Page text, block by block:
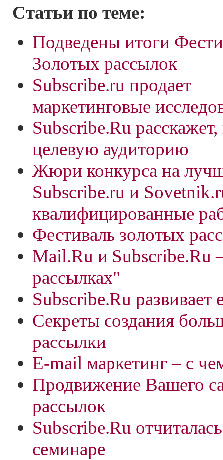
Статьи по теме:
Подведены итоги
Золотых рассылок
Subscribe.ru продает
маркетинговые
Subscribe.Ru расскажет,
целевую аудиторию
Жюри конкурса на
Subscribe.ru и
квалифицированные
Фестиваль золотых
Mail.Ru и
рассылках"
Subscribe.Ru развивает
Секреты создания
рассылки
E-mail маркетинг – с
Продвижение Вашего
рассылок
Subscribe.Ru
семинаре